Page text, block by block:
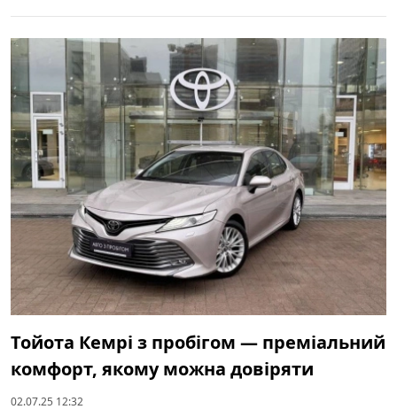
Тойота Кемрі з пробігом — преміальний
комфорт, якому можна довіряти
02.07.25 12:32